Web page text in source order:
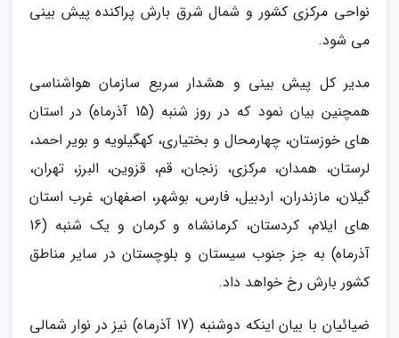
نواحی مرکزی کشور و شمال شرق بارش پراکنده پیش بینی
می شود.
مدیر کل پیش بینی و هشدار سریع سازمان هواشناسی
همچنین بیان نمود که در روز شنبه (15 آذرماه) در استان
های خوزستان، چهارمحال و بختیاری، کهگیلویه و بویر احمد،
لرستان، همدان، مرکزی، زنجان، قم، قزوین، البرز، تهران،
گیلان، مازندران، اردبیل، فارس، بوشهر، اصفهان، غرب استان
های ایلام، کردستان، کرمانشاه و کرمان و یک شنبه (16
آذرماه) به جز جنوب سیستان و بلوچستان در سایر مناطق
کشور بارش رخ خواهد داد.
ضیائیان با بیان اینکه دوشنبه (17 آذرماه) نیز در نوار شمالی